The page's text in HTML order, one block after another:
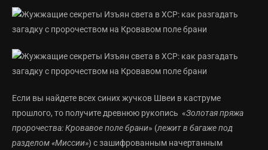
Если вы найдете всех синих жучков Швеи в каструме
прошлого, то получите древнюю рукопись «Золотая пряжа
пророчества: Кровавое поле брани» (лежит в багаже под
разделом «Миссии») с зашифрованным начертанным